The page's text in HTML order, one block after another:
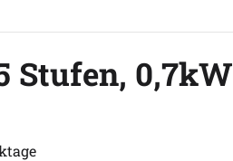
Stufen, 0,7kW